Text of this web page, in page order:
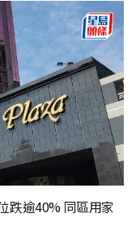
跌逾40% 同區用家